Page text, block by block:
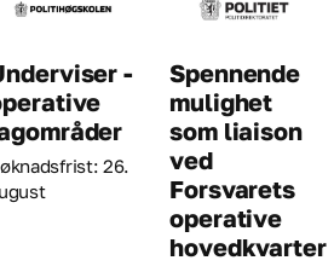
Spennende
mulighet
som liaison
ved
Forsvarets
Søknadsfrist: 23.
august